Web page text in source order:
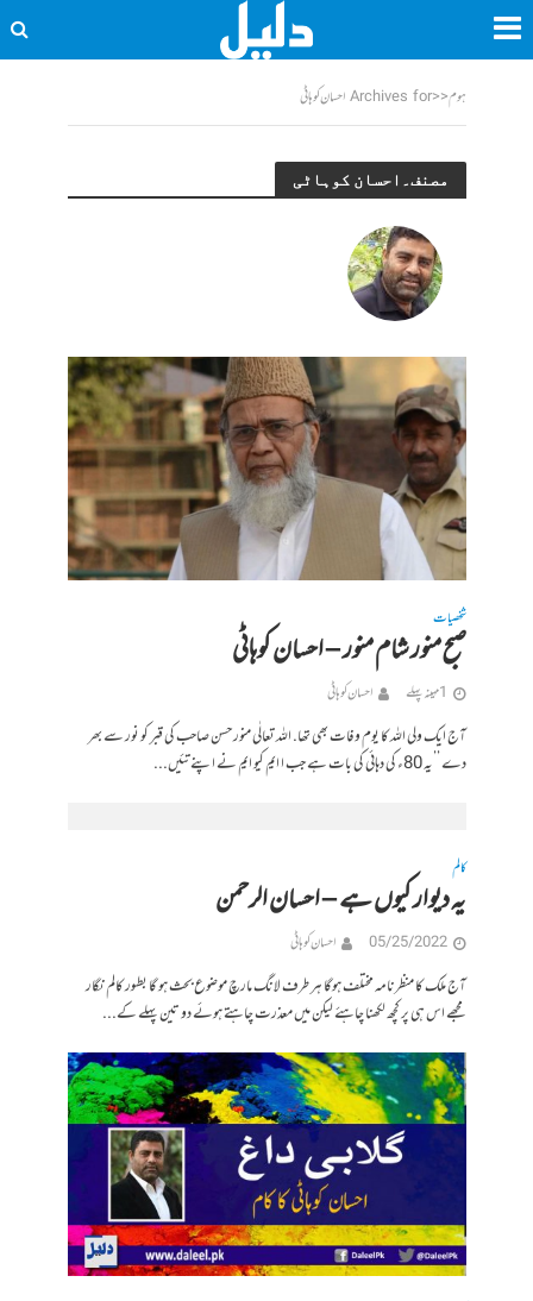
ہوم<<Archives for احسان کوہاٹی
مصنف۔احسان کوہاٹی
شخصیات
صبح منور شام منور – احسان کوہاٹی
1 مہینہ پہلے احسان کوہاٹی
آج ایک ولی اللہ کا یوم وفات بھی تھا. اللہ تعالٰی منور حسن صاحب کی قبر کو نور سے بھر
دے ’’یہ 80ء کی دہائی کی بات ہے جب ا ایم کیو ایم نے اپنے تئیں...
کالم
یہ دیوار کیوں ہے – احسان الرحمن
05/25/2022 احسان کوہاٹی
آج ملک کا منظرنامہ مختلف ہوگا ہر طرف لانگ مارچ موضوع بحث ہو گا بطور کالم نگار
مجھے اس ہی پر کچھ لکھنا چاہئے لیکن میں معذرت چاہتے ہوئے دو تین پہلے کے...